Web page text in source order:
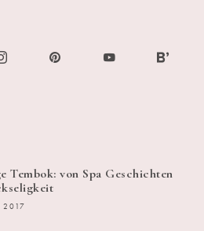
Tembok: von Spa Geschichten
2017